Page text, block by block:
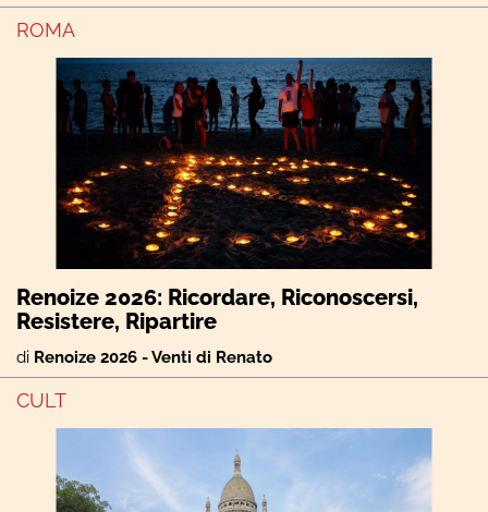
ROMA
Renoize 2026: Ricordare, Riconoscersi,
Resistere, Ripartire
di Renoize 2026 - Venti di Renato
CULT